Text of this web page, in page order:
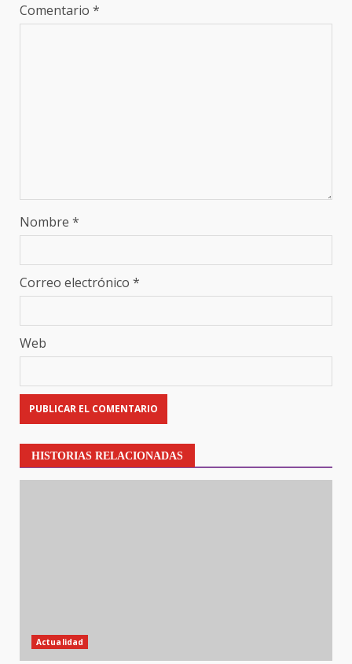
Comentario *
Nombre *
Correo electrónico *
Web
HISTORIAS RELACIONADAS
Actualidad